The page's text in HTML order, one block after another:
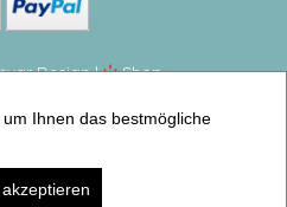
Design |
Shop
Dinosaurier Teller mit
frei (2er Geschirrset) |
52199113
Ihnen das bestmögliche